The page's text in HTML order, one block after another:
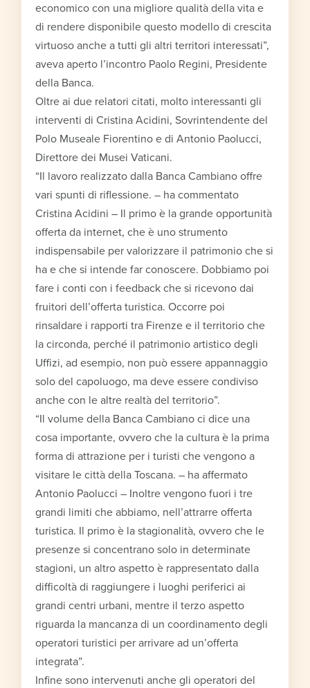
economico con una migliore qualità della vita e
di rendere disponibile questo modello di crescita
virtuoso anche a tutti gli altri territori interessati”,
aveva aperto l’incontro Paolo Regini, Presidente
della Banca.
Oltre ai due relatori citati, molto interessanti gli
interventi di Cristina Acidini, Sovrintendente del
Polo Museale Fiorentino e di Antonio Paolucci,
Direttore dei Musei Vaticani.
“Il lavoro realizzato dalla Banca Cambiano offre
vari spunti di riflessione. – ha commentato
Cristina Acidini – Il primo è la grande opportunità
offerta da internet, che è uno strumento
indispensabile per valorizzare il patrimonio che si
ha e che si intende far conoscere. Dobbiamo poi
fare i conti con i feedback che si ricevono dai
fruitori dell’offerta turistica. Occorre poi
rinsaldare i rapporti tra Firenze e il territorio che
la circonda, perché il patrimonio artistico degli
Uffizi, ad esempio, non può essere appannaggio
solo del capoluogo, ma deve essere condiviso
anche con le altre realtà del territorio”.
“Il volume della Banca Cambiano ci dice una
cosa importante, ovvero che la cultura è la prima
forma di attrazione per i turisti che vengono a
visitare le città della Toscana. – ha affermato
Antonio Paolucci – Inoltre vengono fuori i tre
grandi limiti che abbiamo, nell’attrarre offerta
turistica. Il primo è la stagionalità, ovvero che le
presenze si concentrano solo in determinate
stagioni, un altro aspetto è rappresentato dalla
difficoltà di raggiungere i luoghi periferici ai
grandi centri urbani, mentre il terzo aspetto
riguarda la mancanza di un coordinamento degli
operatori turistici per arrivare ad un’offerta
integrata”.
Infine sono intervenuti anche gli operatori del